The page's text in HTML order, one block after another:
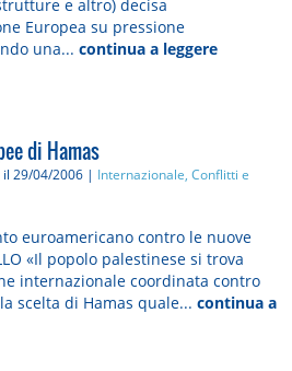
e altro) decisa
Europea su pressione
una...continua a leggere
di Hamas
il 29/04/2006 | Internazionale, Conflitti e
euroamericano contro le nuove
«Il popolo palestinese si trova
internazionale coordinata contro
scelta di Hamas quale...continua a